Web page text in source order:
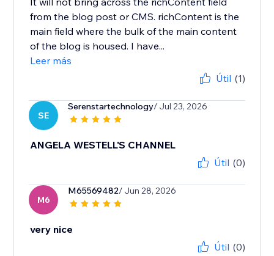
from the blog post or CMS. richContent is the
main field where the bulk of the main content
of the blog is housed. I have...
Leer más
Útil (1)
SE
Serenstartechnology/ Jul 23, 2026
ANGELA WESTELL'S CHANNEL
Útil (0)
M6
M65569482/ Jun 28, 2026
very nice
Útil (0)